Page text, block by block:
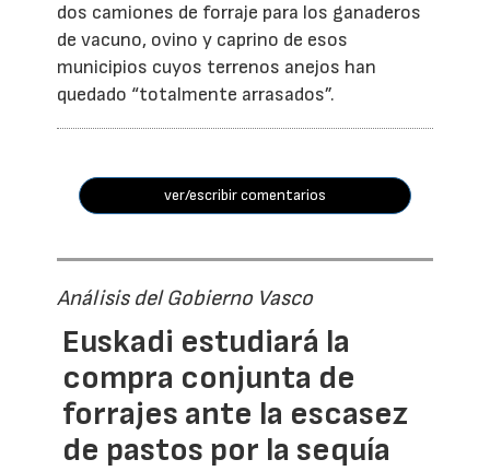
dos camiones de forraje para los ganaderos
de vacuno, ovino y caprino de esos
municipios cuyos terrenos anejos han
quedado “totalmente arrasados”.
ver/escribir comentarios
Análisis del Gobierno Vasco
Euskadi estudiará la
compra conjunta de
forrajes ante la escasez
de pastos por la sequía